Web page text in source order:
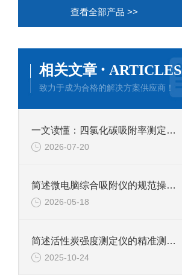
查看全部产品 >>
相关文章 · ARTICLES
致力于成为合格的解决方案供应商！
一文读懂：四氯化碳吸附率测定仪的正确使用方法与避坑技巧
2026-07-20
简述微电脑综合吸附仪的规范操作流程
2026-05-18
简述活性炭强度测定仪的精准测试方法
2025-10-24